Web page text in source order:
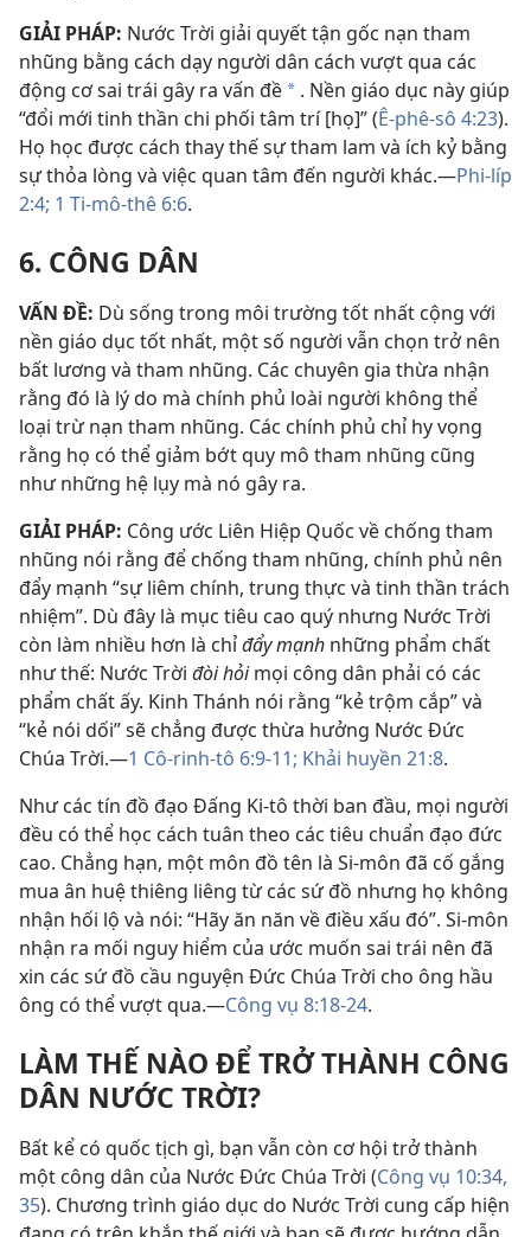
GIẢI PHÁP: Nước Trời giải quyết tận gốc nạn tham
nhũng bằng cách dạy người dân cách vượt qua các
động cơ sai trái gây ra vấn đề * . Nền giáo dục này giúp
“đổi mới tinh thần chi phối tâm trí [họ]” (Ê-phê-sô 4:23).
Họ học được cách thay thế sự tham lam và ích kỷ bằng
sự thỏa lòng và việc quan tâm đến người khác.—Phi-líp
2:4; 1 Ti-mô-thê 6:6.
6. CÔNG DÂN
VẤN ĐỀ: Dù sống trong môi trường tốt nhất cộng với
nền giáo dục tốt nhất, một số người vẫn chọn trở nên
bất lương và tham nhũng. Các chuyên gia thừa nhận
rằng đó là lý do mà chính phủ loài người không thể
loại trừ nạn tham nhũng. Các chính phủ chỉ hy vọng
rằng họ có thể giảm bớt quy mô tham nhũng cũng
như những hệ lụy mà nó gây ra.
GIẢI PHÁP: Công ước Liên Hiệp Quốc về chống tham
nhũng nói rằng để chống tham nhũng, chính phủ nên
đẩy mạnh “sự liêm chính, trung thực và tinh thần trách
nhiệm”. Dù đây là mục tiêu cao quý nhưng Nước Trời
còn làm nhiều hơn là chỉđẩy mạnh những phẩm chất
như thế: Nước Trời đòi hỏimọi công dân phải có các
phẩm chất ấy. Kinh Thánh nói rằng “kẻ trộm cắp” và
“kẻ nói dối” sẽ chẳng được thừa hưởng Nước Đức
Chúa Trời.—1 Cô-rinh-tô 6:9-11; Khải huyền 21:8.
Như các tín đồ đạo Đấng Ki-tô thời ban đầu, mọi người
đều có thể học cách tuân theo các tiêu chuẩn đạo đức
cao. Chẳng hạn, một môn đồ tên là Si-môn đã cố gắng
mua ân huệ thiêng liêng từ các sứ đồ nhưng họ không
nhận hối lộ và nói: “Hãy ăn năn về điều xấu đó”. Si-môn
nhận ra mối nguy hiểm của ước muốn sai trái nên đã
xin các sứ đồ cầu nguyện Đức Chúa Trời cho ông hầu
ông có thể vượt qua.—Công vụ 8:18-24.
LÀM THẾ NÀO ĐỂ TRỞ THÀNH CÔNG
DÂN NƯỚC TRỜI?
Bất kể có quốc tịch gì, bạn vẫn còn cơ hội trở thành
một công dân của Nước Đức Chúa Trời (Công vụ 10:34,
35). Chương trình giáo dục do Nước Trời cung cấp hiện